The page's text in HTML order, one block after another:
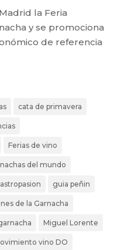
la Feria
y se promociona
de referencia
cata de primavera
Ferias de vino
del mundo
guia peñin
de la Garnacha
Miguel Lorente
vino DO